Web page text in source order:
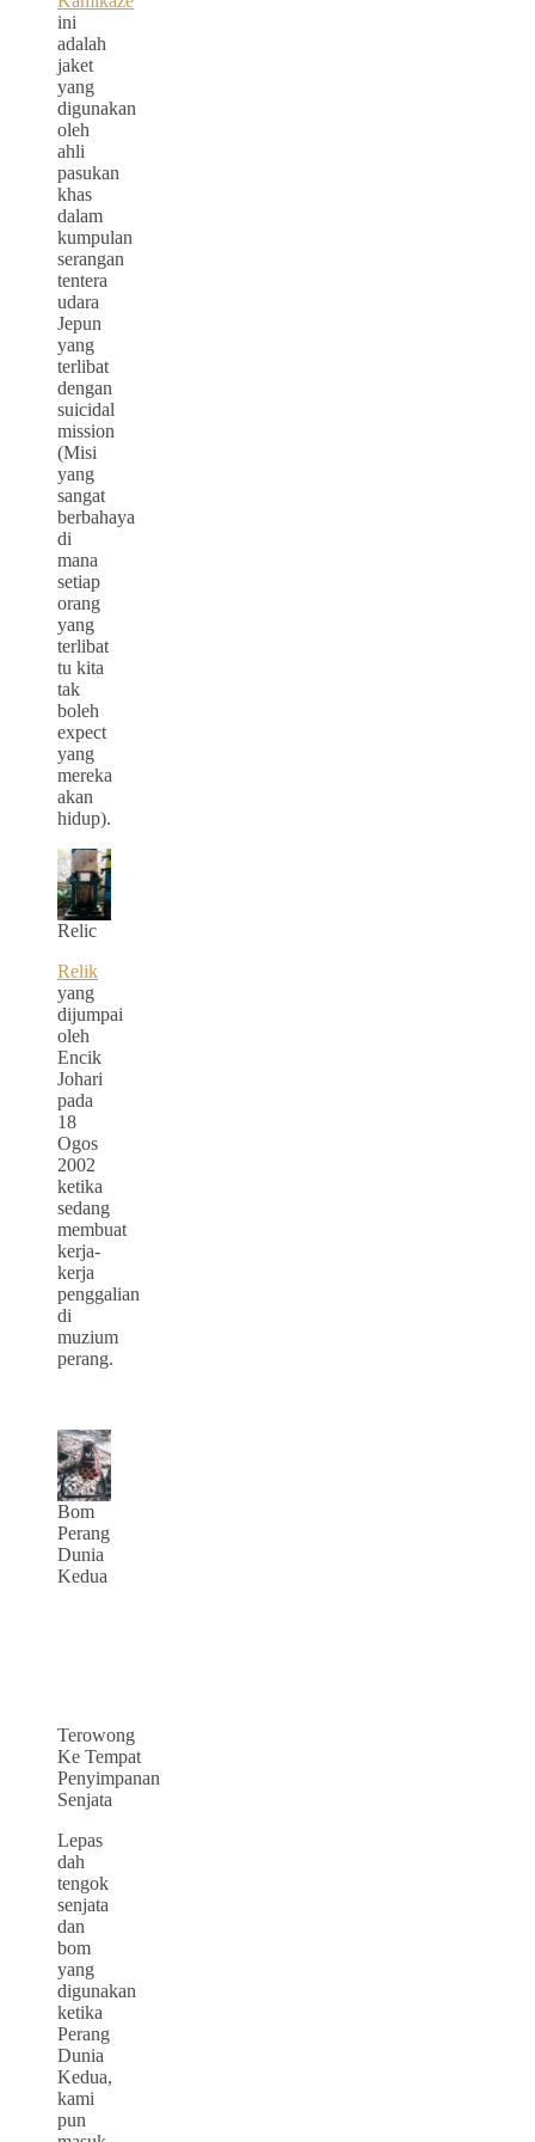
ini
adalah
jaket
yang
digunakan
oleh
ahli
pasukan
khas
dalam
kumpulan
serangan
tentera
udara
Jepun
yang
terlibat
dengan
suicidal
mission
(Misi
yang
sangat
berbahaya
di
mana
setiap
orang
yang
terlibat
tu kita
tak
boleh
expect
yang
mereka
akan
hidup).
Relic
Relik
yang
dijumpai
oleh
Encik
Johari
pada
18
Ogos
2002
ketika
sedang
membuat
kerja-
kerja
penggalian
di
muzium
perang.
Bom
Perang
Dunia
Kedua
Terowong
Ke Tempat
Penyimpanan
Senjata
Lepas
dah
tengok
senjata
dan
bom
yang
digunakan
ketika
Perang
Dunia
Kedua,
kami
pun